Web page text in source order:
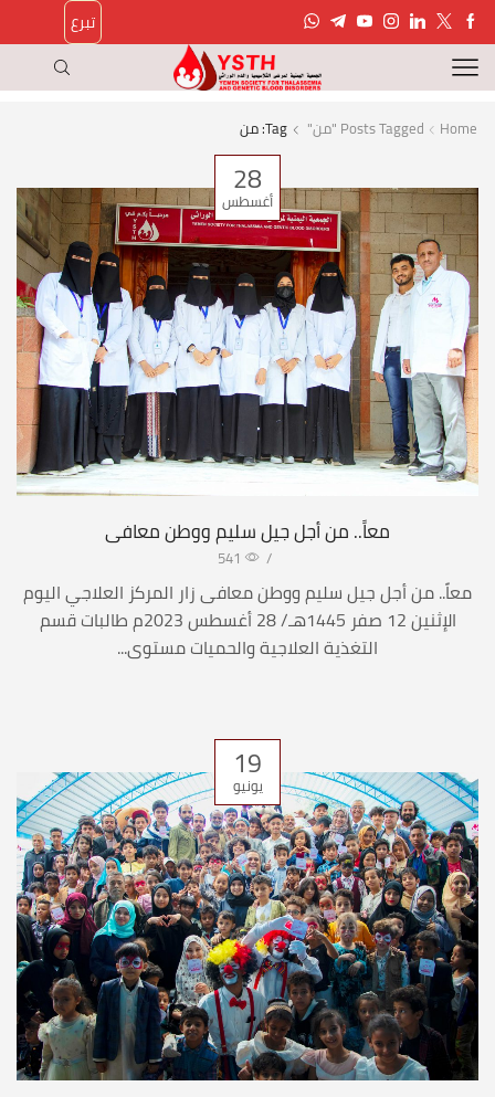
تبرع
Home Posts Tagged "من" Tag: من
28
أغسطس
معاً.. من أجل جيل سليم ووطن معافى
/
541
معاً.. من أجل جيل سليم ووطن معافى زار المركز العلاجي اليوم
الإثنين 12 صفر 1445هـ/ 28 أغسطس 2023م طالبات قسم
التغذية العلاجية والحميات مستوى...
19
يونيو